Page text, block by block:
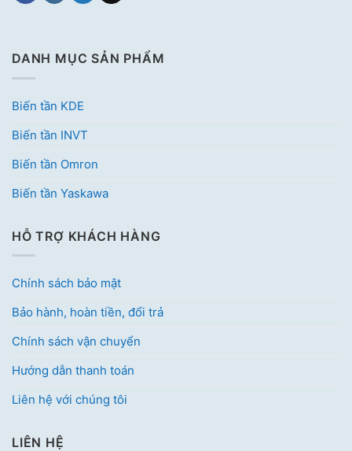
DANH MỤC SẢN PHẨM
Biến tần KDE
Biến tần INVT
Biến tần Omron
Biến tần Yaskawa
HỖ TRỢ KHÁCH HÀNG
Chính sách bảo mật
Bảo hành, hoàn tiền, đổi trả
Chính sách vận chuyển
Hướng dẫn thanh toán
Liên hệ với chúng tôi
LIÊN HỆ